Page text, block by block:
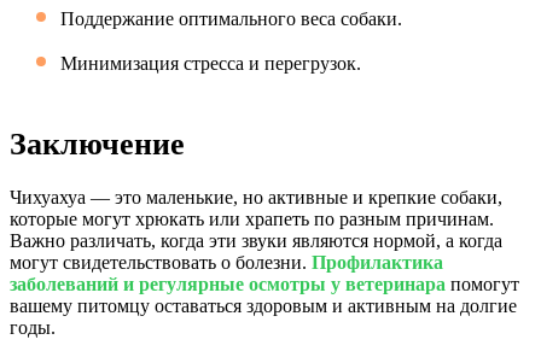
Поддержание оптимального веса собаки.
Минимизация стресса и перегрузок.
Заключение
Чихуахуа — это маленькие, но активные и крепкие собаки,
которые могут хрюкать или храпеть по разным причинам.
Важно различать, когда эти звуки являются нормой, а когда
могут свидетельствовать о болезни. Профилактика
заболеваний и регулярные осмотры у ветеринара помогут
вашему питомцу оставаться здоровым и активным на долгие
годы.